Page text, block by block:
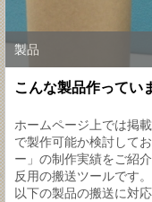
製品
こんな製品作ってい
ホームページ上では掲
で製作可能か検討して
ー」の制作実績をご紹
反用の搬送ツールです
以下の製品の搬送に対